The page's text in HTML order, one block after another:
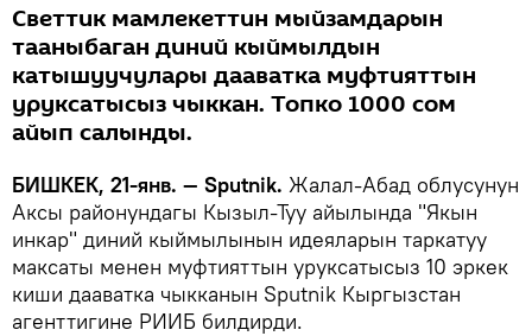
Светтик мамлекеттин мыйзамдарын
тааныбаган диний кыймылдын
катышуучулары дааватка муфтияттын
уруксатысыз чыккан. Топко 1000 сом
айып салынды.
БИШКЕК, 21-янв. — Sputnik. Жалал-Абад облусунун
Аксы районундагы Кызыл-Туу айылында "Якын
инкар" диний кыймылынын идеяларын таркатуу
максаты менен муфтияттын уруксатысыз 10 эркек
киши дааватка чыкканын Sputnik Кыргызстан
агенттигине РИИБ билдирди.